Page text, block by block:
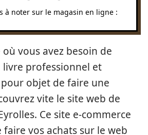
à noter sur le magasin en ligne :
vous avez besoin de
professionnel et
objet de faire une
vite le site web de
Ce site e-commerce
vos achats sur le web